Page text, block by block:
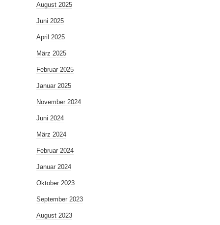
August 2025
Juni 2025
April 2025
März 2025
Februar 2025
Januar 2025
November 2024
Juni 2024
März 2024
Februar 2024
Januar 2024
Oktober 2023
September 2023
August 2023